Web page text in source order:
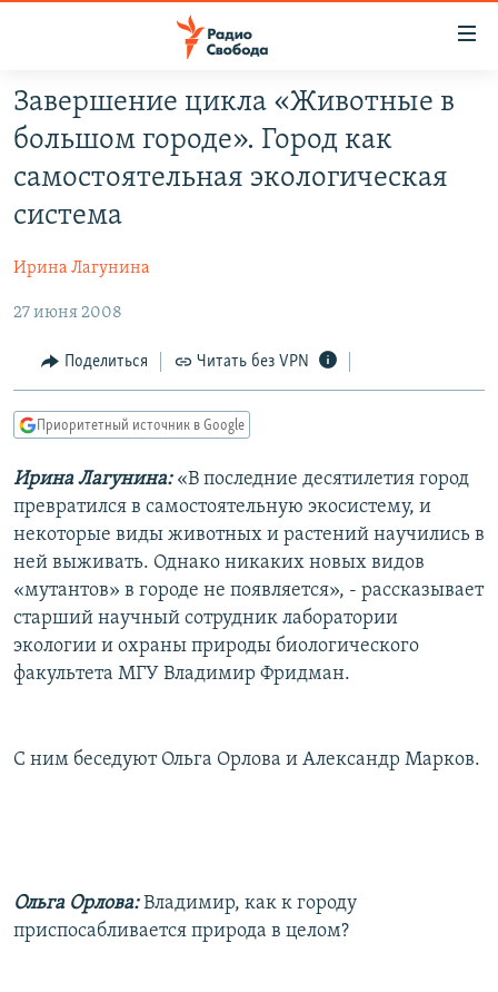
упрощенного
доступа
основному
Вернутся
навигации
Вернутся
поиску
ПРОГРАММЫ
МНЕНИЯ
КУЛЬТУРА
IDEL.РЕАЛИИ
СЕВЕР.РЕАЛИИ
СИБИРЬ.РЕАЛИИ
РАСПИСАНИЕ ВЕЩАНИЯ
ПОДПИШИТЕСЬ НА РАССЫЛКУ
СОЦИАЛЬНЫЕ СЕТИ
Все сайты РСЕ/РС
Завершение цикла «Животные в
большом городе». Город как
самостоятельная экологическая
система
Ирина Лагунина
27 июня 2008
Поделиться Читать без VPN
Приоритетный источник в Google
Ирина Лагунина: «В последние десятилетия город
превратился в самостоятельную экосистему, и
некоторые виды животных и растений научились в
ней выживать. Однако никаких новых видов
«мутантов» в городе не появляется», - рассказывает
старший научный сотрудник лаборатории
экологии и охраны природы биологического
факультета МГУ Владимир Фридман.
С ним беседуют Ольга Орлова и Александр Марков.
Ольга Орлова: Владимир, как к городу
приспосабливается природа в целом?